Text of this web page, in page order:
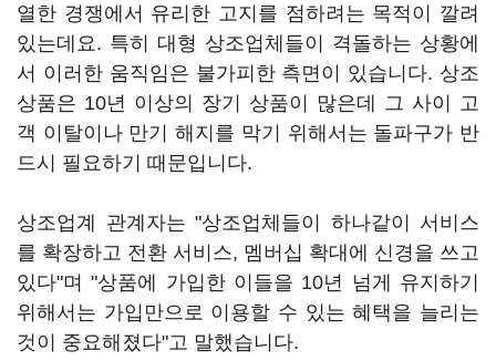
열한 경쟁에서 유리한 고지를 점하려는 목적이 깔려
있는데요. 특히 대형 상조업체들이 격돌하는 상황에
서 이러한 움직임은 불가피한 측면이 있습니다. 상조
상품은 10년 이상의 장기 상품이 많은데 그 사이 고
객 이탈이나 만기 해지를 막기 위해서는 돌파구가 반
드시 필요하기 때문입니다.
상조업계 관계자는 "상조업체들이 하나같이 서비스
를 확장하고 전환 서비스, 멤버십 확대에 신경을 쓰고
있다"며 "상품에 가입한 이들을 10년 넘게 유지하기
위해서는 가입만으로 이용할 수 있는 혜택을 늘리는
것이 중요해졌다"고 말했습니다.